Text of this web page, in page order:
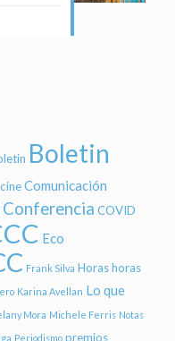
Boletin
cineComunicación
Conferencia COVID
Eco
Frank Silva Horashoras
Karina Avellan Lo que
Mora Michele Ferris Notas
Periodismo premios